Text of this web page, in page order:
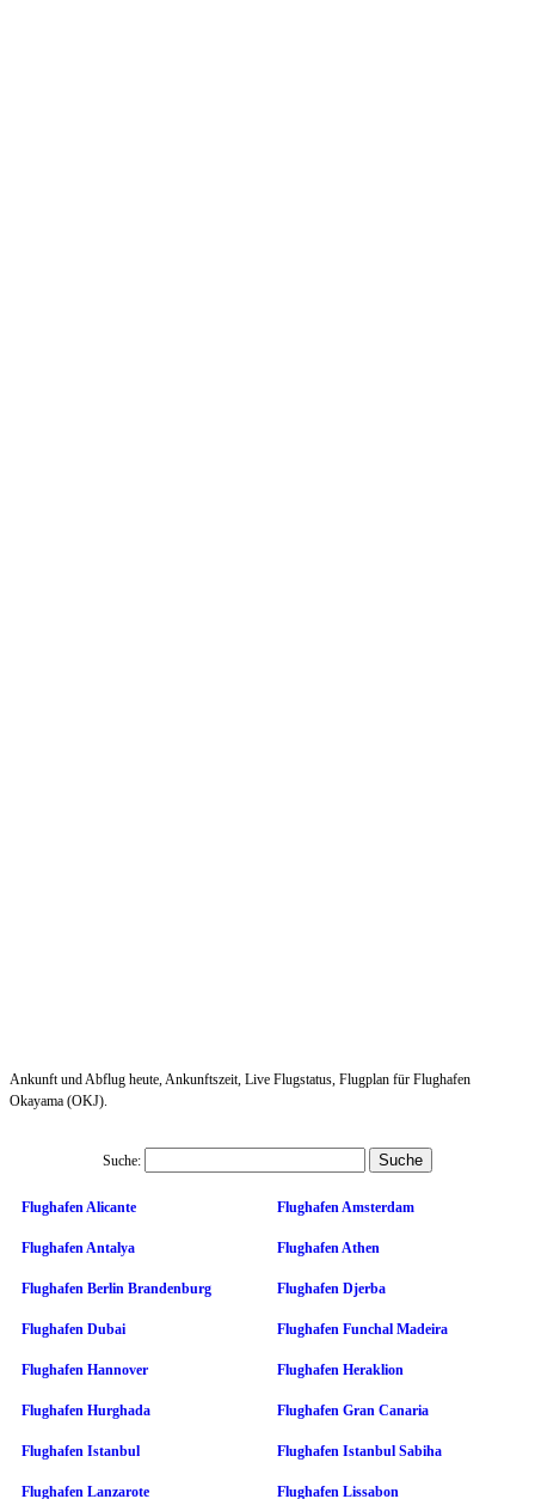
Ankunft und Abflug heute, Ankunftszeit, Live Flugstatus, Flugplan für Flughafen
Okayama (OKJ).
Suche:
Flughafen Alicante Flughafen Amsterdam
Flughafen Antalya Flughafen Athen
Flughafen Berlin Brandenburg Flughafen Djerba
Flughafen Dubai Flughafen Funchal Madeira
Flughafen Hannover Flughafen Heraklion
Flughafen Hurghada Flughafen Gran Canaria
Flughafen Istanbul Flughafen Istanbul Sabiha
Flughafen Lanzarote Flughafen Lissabon